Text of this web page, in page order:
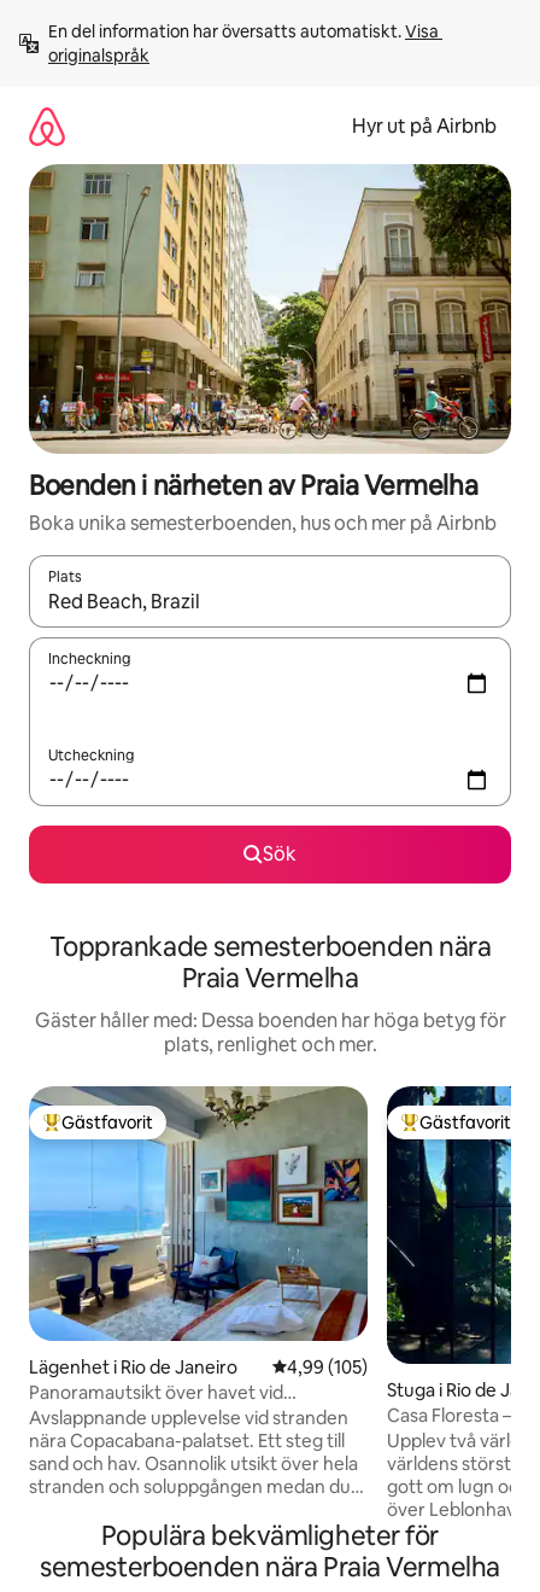
innehåll
En del information har översatts automatiskt. Visa
originalspråk
Hyr ut på Airbnb
Boenden i närheten av Praia Vermelha
Boka unika semesterboenden, hus och mer på Airbnb
Plats
När resultaten är tillgängliga kan du navigera med upp- och
Incheckning
Utcheckning
Sök
Topprankade semesterboenden nära
Praia Vermelha
Gäster håller med: Dessa boenden har höga betyg för
plats, renlighet och mer.
Populär gästfavorit
Gästfavorit
Lägenhet i Rio de Janeiro 4,99 av 5 i genomsnittligt
4,99 (105)
Panoramautsikt över havet vid
Copacabana | Badkar för 2 personer
Avslappnande upplevelse vid stranden
nära Copacabana-palatset. Ett steg till
sand och hav. Osannolik utsikt över hela
stranden och soluppgången medan du
avkoppling: justerbar säng med
fjärrkontroll för att höja huvud/fötter,
premium sängkläder och badlakan,
Populär
Gästfavorit
Stuga i Rio de
Casa Floresta –
View
Upplev två
världens största
gott om lugn och
över
kommer du att
och 20 minuter
beach.
Populära bekvämligheter för
semesterboenden nära Praia Vermelha